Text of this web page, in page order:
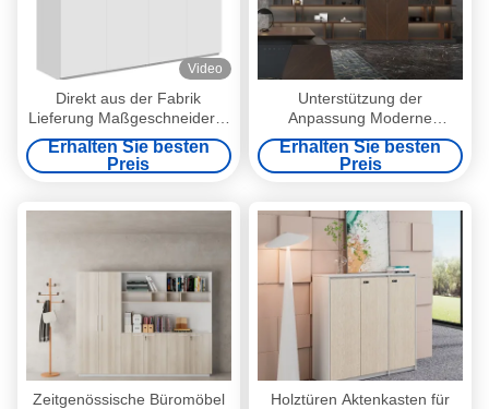
Video
Direkt aus der Fabrik
Lieferung Maßgeschneiderte
Holzdatei Anpassung
Schrank Warm Ton Metall
Material Passwort Schloss
Wohnzimmer Hotel
Erhalten Sie besten
Preis
Unterstützung der
Anpassung Moderne
Schreibtisch des Büros des
Chefs Modernes Design
Verstellbares
Wohnlager Büro und
Ausstellungssaal
Erhalten Sie besten
Preis
Zeitgenössische Büromöbel
Holztüren Aktenkasten für